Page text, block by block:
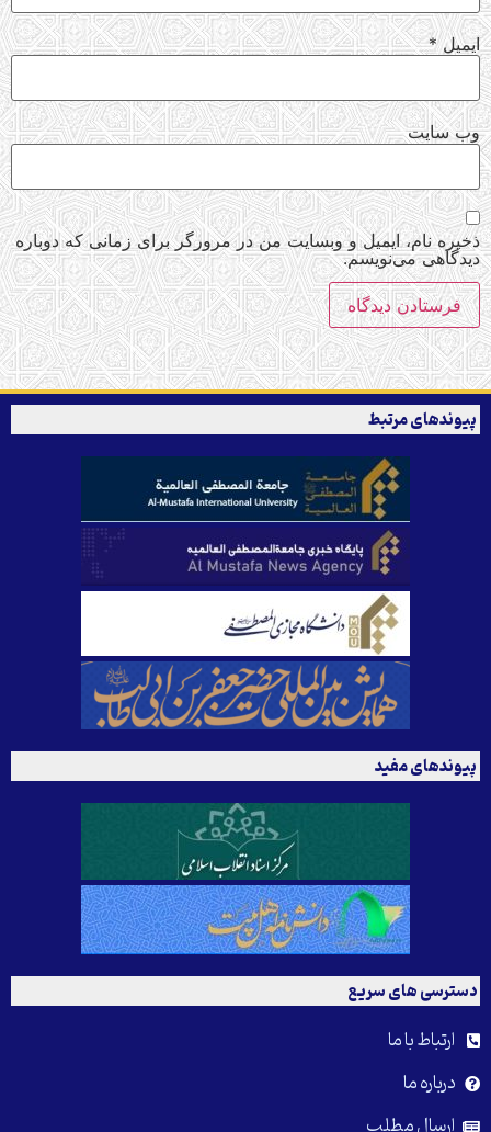
ایمیل*
وب‌ سایت
ذخیره نام، ایمیل و وبسایت من در مرورگر برای زمانی که دوباره
دیدگاهی می‌نویسم.
پیوندهای مرتبط
پیوندهای مفید
دسترسی های سریع
ارتباط با ما
درباره ما